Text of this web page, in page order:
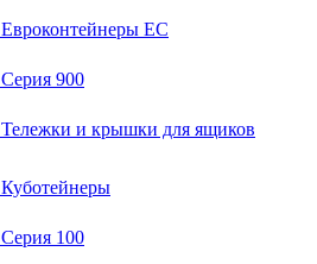
Евроконтейнеры ЕС
Серия 900
Тележки и крышки для ящиков
Куботейнеры
Серия 100